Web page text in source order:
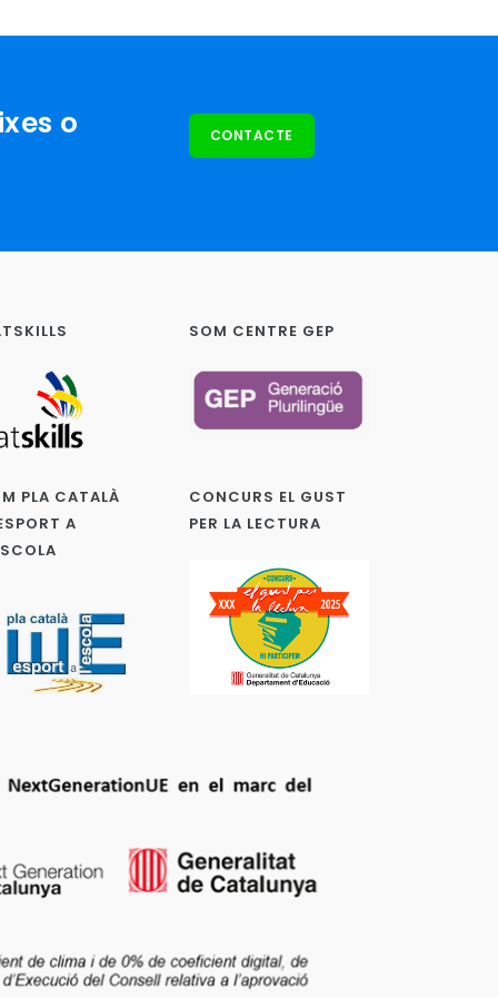
o
CONTACTE
SOM CENTRE GEP
PLA CATALÀ
A
CONCURS EL GUST
PER LA LECTURA